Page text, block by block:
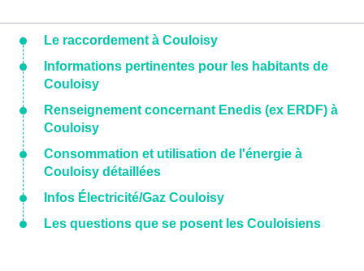
Le raccordement à Couloisy
Informations pertinentes pour les habitants de
Couloisy
Renseignement concernant Enedis (ex ERDF) à
Couloisy
Consommation et utilisation de l'énergie à
Couloisy détaillées
Infos Électricité/Gaz Couloisy
Les questions que se posent les Couloisiens